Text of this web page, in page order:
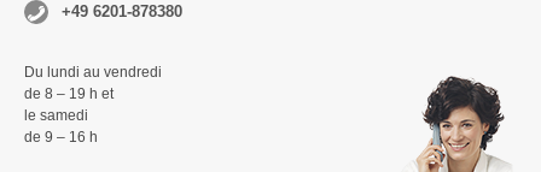
+49 6201-878380
Du lundi au vendredi
de 8 – 19 h et
le samedi
de 9 – 16 h